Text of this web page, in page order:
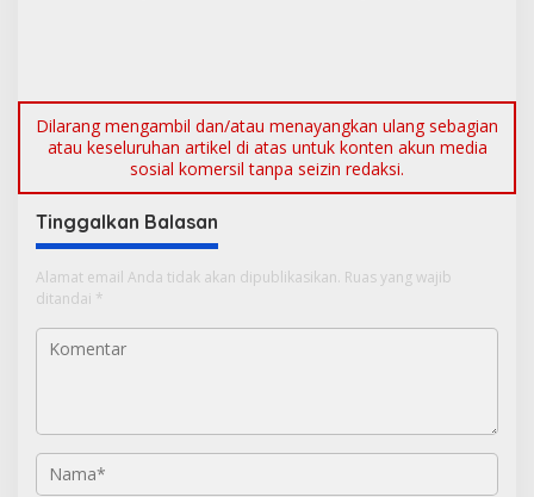
Dilarang mengambil dan/atau menayangkan ulang sebagian
atau keseluruhan artikel di atas untuk konten akun media
sosial komersil tanpa seizin redaksi.
Tinggalkan Balasan
Alamat email Anda tidak akan dipublikasikan. Ruas yang wajib
ditandai *